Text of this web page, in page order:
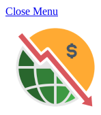
Close Menu